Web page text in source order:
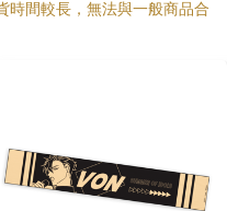
間較長，無法與一般商品合